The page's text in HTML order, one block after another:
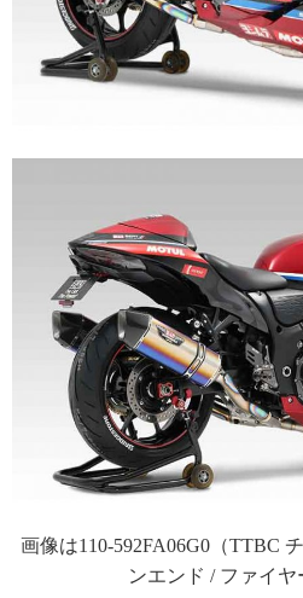
画像は110-592FA06G0（TTBC
ンエンド / ファイヤ